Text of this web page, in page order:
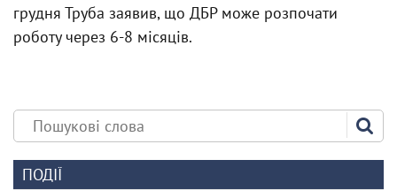
грудня Труба заявив, що ДБР може розпочати
роботу через 6-8 місяців.
ПОДІЇ